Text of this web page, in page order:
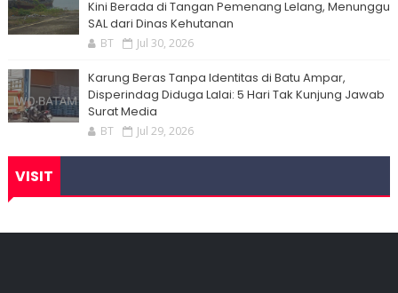
Kini Berada di Tangan Pemenang Lelang, Menunggu
SAL dari Dinas Kehutanan
BT Jul 30, 2026
Karung Beras Tanpa Identitas di Batu Ampar,
Disperindag Diduga Lalai: 5 Hari Tak Kunjung Jawab
Surat Media
BT Jul 29, 2026
VISIT